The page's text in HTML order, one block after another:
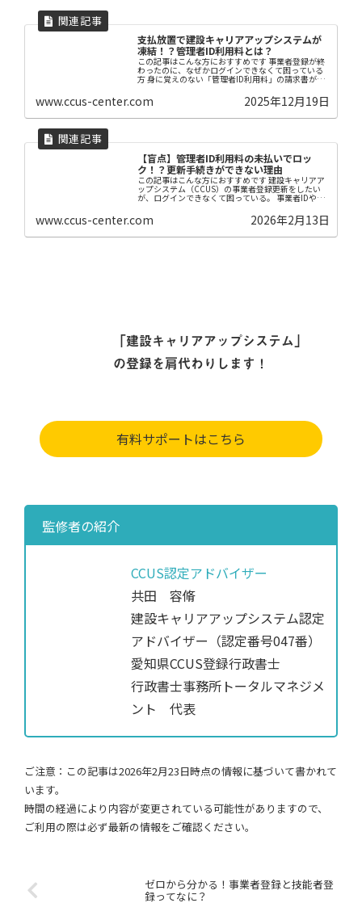
支払放置で建設キャリアアップシステムが
凍結！？管理者ID利用料とは？
この記事はこんな方におすすめです 事業者登録が終
わったのに、なぜかログインできなくて困っている
方 身に覚えのない「管理者ID利用料」の請求書が届
（CCUS）にかかる費用について知りたい方 【はじ
め...
www.ccus-center.com 2025年12月19日
【盲点】管理者ID利用料の未払いでロッ
ク！？更新手続きができない理由
この記事はこんな方におすすめです 建設キャリアア
ップシステム（CCUS）の事業者登録更新をしたい
が、ログインできなくて困っている。 事業者IDやパ
スワードを忘れてしまった。 管理者ID利用料を払っ
ていない心当たりがある。 【はじめに】 事業...
www.ccus-center.com 2026年2月13日
「建設キャリアアップシステム」
の登録を肩代わりします！
有料サポートはこちら
監修者の紹介
CCUS認定アドバイザー
共田 容脩
建設キャリアアップシステム認定
アドバイザー（認定番号047番）
愛知県CCUS登録行政書士
行政書士事務所トータルマネジメ
ント 代表
ご注意：この記事は2026年2月23日時点の情報に基づいて書かれて
います。
時間の経過により内容が変更されている可能性がありますので、
ご利用の際は必ず最新の情報をご確認ください。
ゼロから分かる！事業者登録と技能者登
録ってなに？